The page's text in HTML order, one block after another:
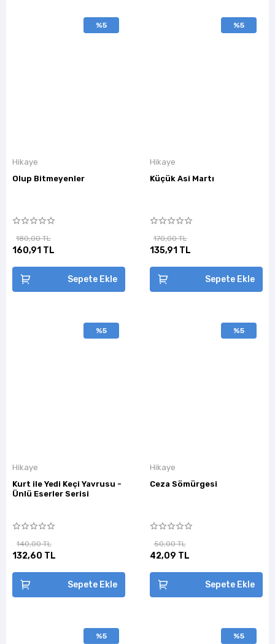
%5
Hikaye
Olup Bitmeyenler
180,00 TL
160,91 TL
Sepete Ekle
%5
Hikaye
Küçük Asi Martı
170,00 TL
135,91 TL
Sepete Ekle
%5
Hikaye
Kurt ile Yedi Keçi Yavrusu -
Ünlü Eserler Serisi
140,00 TL
132,60 TL
Sepete Ekle
%5
Hikaye
Ceza Sömürgesi
50,00 TL
42,09 TL
Sepete Ekle
%5 %5